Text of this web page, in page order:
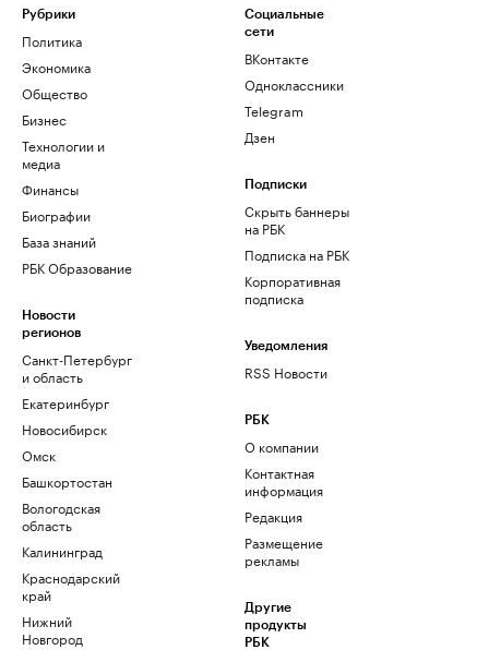
Рубрики
Политика
Экономика
Общество
Бизнес
Технологии и
медиа
Финансы
Биографии
База знаний
РБК Образование
Новости
регионов
Санкт-Петербург
и область
Екатеринбург
Новосибирск
Омск
Башкортостан
Вологодская
область
Калининград
Краснодарский
край
Нижний
Новгород
Социальные
сети
ВКонтакте
Одноклассники
Telegram
Дзен
Подписки
Скрыть баннеры
на РБК
Подписка на РБК
Корпоративная
подписка
Уведомления
RSS Новости
РБК
О компании
Контактная
информация
Редакция
Размещение
рекламы
Другие
продукты
РБК